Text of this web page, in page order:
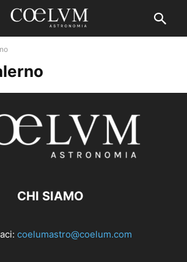
CHI SIAMO
coelumastro@coelum.com